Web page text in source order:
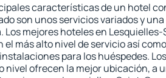
características de un hotel
son unos servicios variados y una
mejores hoteles en
más alto nivel de servicio así
para los huéspedes. Los
nivel ofrecen la mejor ubicación, a